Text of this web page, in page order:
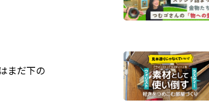
まだ下の